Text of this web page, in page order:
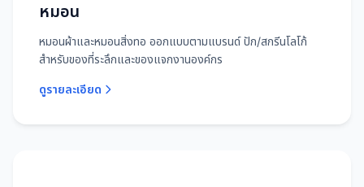
หมอน
หมอนผ้าและหมอนสิ่งทอ ออกแบบตามแบรนด์ ปัก/สกรีนโลโก้
สำหรับของที่ระลึกและของแจกงานองค์กร
ดูรายละเอียด